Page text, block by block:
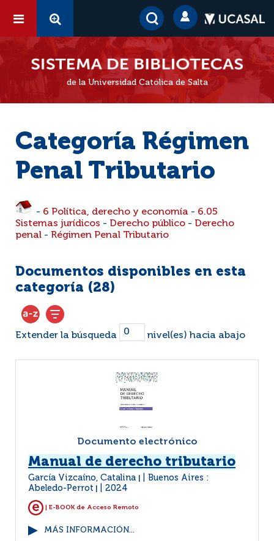
de la Universidad Católica de Salta
Categoría Régimen
Penal Tributario
- 6 Política, derecho y economía - 6.05
Sistemas jurídicos - Derecho público - Derecho
penal - Régimen Penal Tributario
Documentos disponibles en esta
categoría (28)
Extender la búsqueda nivel(es) hacia abajo
Documento electrónico
Manual de derecho tributario
García Vizcaíno, Catalina
Buenos Aires :
Abeledo-Perrot
2024
| E-BOOK de Acceso Remoto
MÁS INFORMACIÓN...